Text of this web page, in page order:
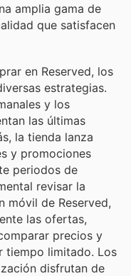
amplia gama de
que satisfacen
en Reserved, los
estrategias.
y los
las últimas
la tienda lanza
y promociones
periodos de
revisar la
móvil de Reserved,
las ofertas,
precios y
tiempo limitado. Los
disfrutan de